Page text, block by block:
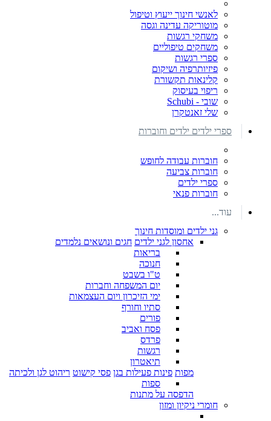
לאנשי חינוך ייעוץ וטיפול
מוטוריקה עדינה וגסה
משחקי רגשות
משחקים טיפוליים
ספרי רגשות
פיזיותרפיה ושיקום
קלינאות תקשורת
ריפוי בעיסוק
שובי - Schubi
שלי זאנטקרן
ספרי ילדים ילדים וחוברות
חוברות עבודה לחופש
חוברות צביעה
ספרי ילדים
חוברות פנאי
עוד...
גני ילדים ומוסדות חינוך
אחסון לגני ילדים חגים ונושאים נלמדים
בריאות
חנוכה
ט"ו בשבט
יום המשפחה וחברות
ימי הזיכרון ויום העצמאות
סתיו וחורף
פורים
פסח ואביב
פרדס
רגשות
תיאטרון
מפות פינות פעילות בגן פסי קישוט ריהוט לגן ולכיתה
ספות
הדפסה על מתנות
חומרי ניקיון ומזון